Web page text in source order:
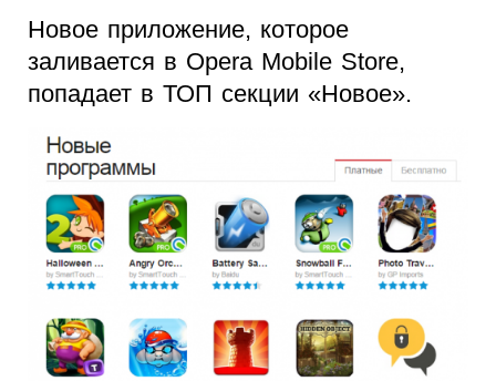
Новое приложение, которое
заливается в Opera Mobile Store,
попадает в ТОП секции «Новое».